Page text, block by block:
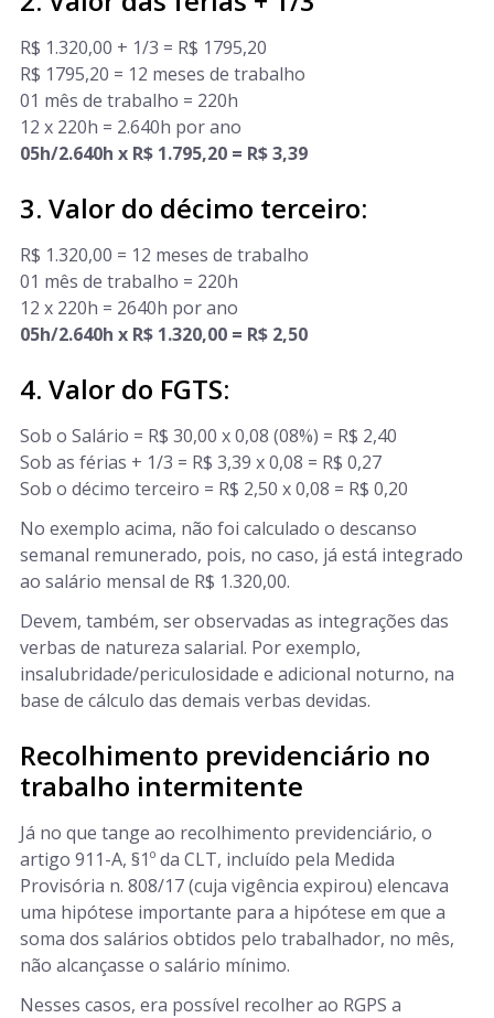
R$ 1.320,00 + 1/3 = R$ 1795,20
R$ 1795,20 = 12 meses de trabalho
01 mês de trabalho = 220h
12 x 220h = 2.640h por ano
05h/2.640h x R$ 1.795,20 = R$ 3,39
3. Valor do décimo terceiro:
R$ 1.320,00 = 12 meses de trabalho
01 mês de trabalho = 220h
12 x 220h = 2640h por ano
05h/2.640h x R$ 1.320,00 = R$ 2,50
4. Valor do FGTS:
Sob o Salário = R$ 30,00 x 0,08 (08%) = R$ 2,40
Sob as férias + 1/3 = R$ 3,39 x 0,08 = R$ 0,27
Sob o décimo terceiro = R$ 2,50 x 0,08 = R$ 0,20
No exemplo acima, não foi calculado o descanso
semanal remunerado, pois, no caso, já está integrado
ao salário mensal de R$ 1.320,00.
Devem, também, ser observadas as integrações das
verbas de natureza salarial. Por exemplo,
insalubridade/periculosidade e adicional noturno, na
base de cálculo das demais verbas devidas.
Recolhimento previdenciário no
trabalho intermitente
Já no que tange ao recolhimento previdenciário, o
artigo 911-A, §1º da CLT, incluído pela Medida
Provisória n. 808/17 (cuja vigência expirou) elencava
uma hipótese importante para a hipótese em que a
soma dos salários obtidos pelo trabalhador, no mês,
não alcançasse o salário mínimo.
Nesses casos, era possível recolher ao RGPS a